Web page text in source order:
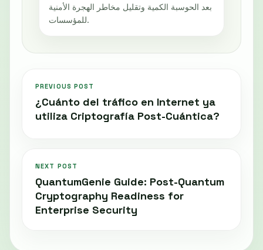
بعد الحوسبة الكمية وتقليل مخاطر الهجرة الأمنية
للمؤسسات.
PREVIOUS POST
¿Cuánto del tráfico en Internet ya
utiliza Criptografía Post-Cuántica?
NEXT POST
QuantumGenie Guide: Post-Quantum
Cryptography Readiness for
Enterprise Security